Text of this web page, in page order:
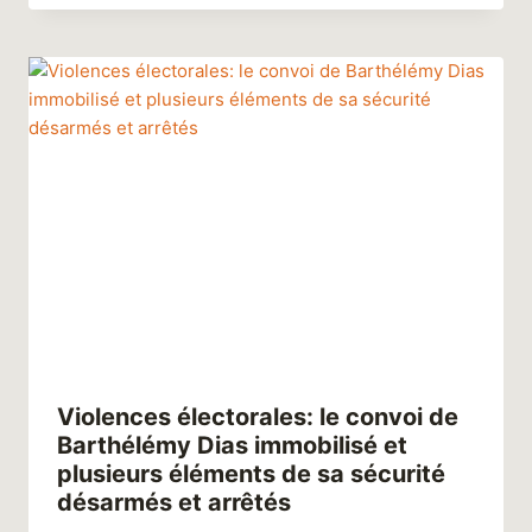
Violences électorales: le convoi de
Barthélémy Dias immobilisé et
plusieurs éléments de sa sécurité
désarmés et arrêtés